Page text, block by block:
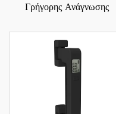
Γρήγορης Ανάγνωσης